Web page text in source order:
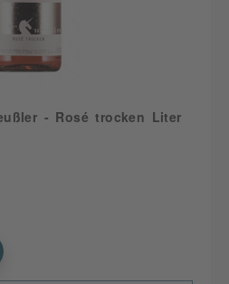
- Rosé trocken Liter